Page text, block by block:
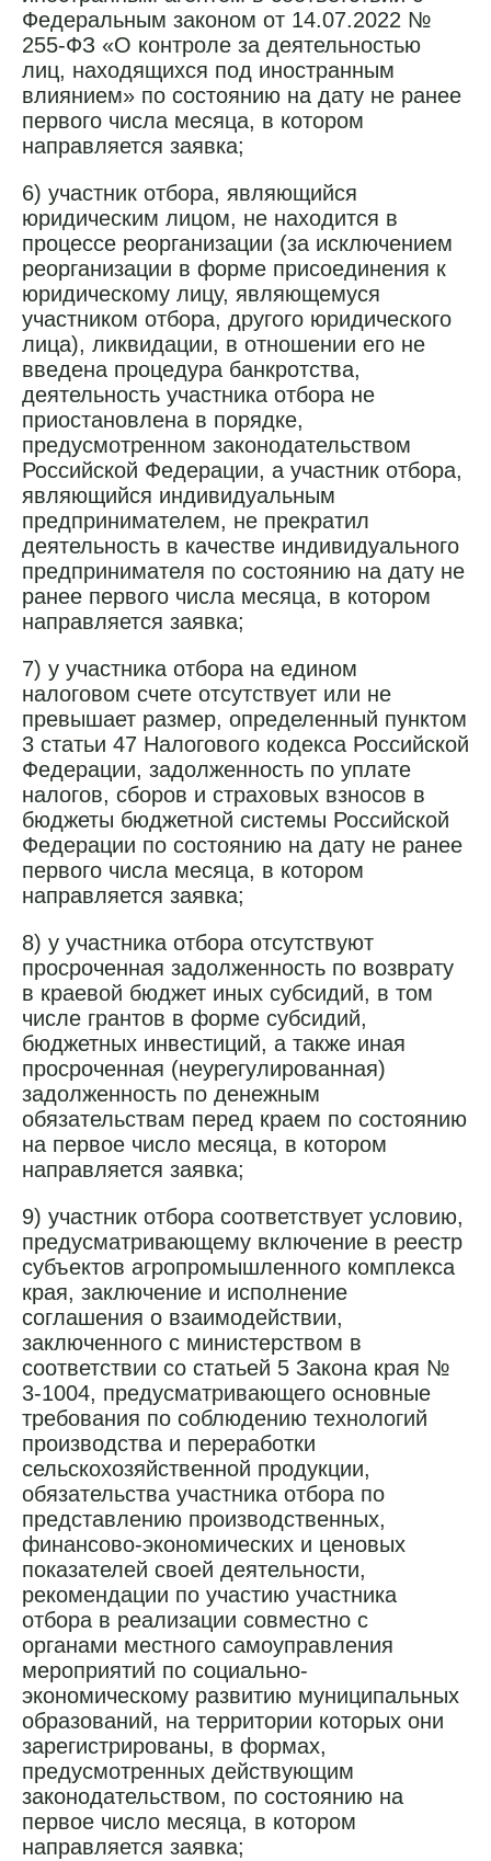
Федеральным законом от 14.07.2022 №
255-ФЗ «О контроле за деятельностью
лиц, находящихся под иностранным
влиянием» по состоянию на дату не ранее
первого числа месяца, в котором
направляется заявка;
6) участник отбора, являющийся
юридическим лицом, не находится в
процессе реорганизации (за исключением
реорганизации в форме присоединения к
юридическому лицу, являющемуся
участником отбора, другого юридического
лица), ликвидации, в отношении его не
введена процедура банкротства,
деятельность участника отбора не
приостановлена в порядке,
предусмотренном законодательством
Российской Федерации, а участник отбора,
являющийся индивидуальным
предпринимателем, не прекратил
деятельность в качестве индивидуального
предпринимателя по состоянию на дату не
ранее первого числа месяца, в котором
направляется заявка;
7) у участника отбора на едином
налоговом счете отсутствует или не
превышает размер, определенный пунктом
3 статьи 47 Налогового кодекса Российской
Федерации, задолженность по уплате
налогов, сборов и страховых взносов в
бюджеты бюджетной системы Российской
Федерации по состоянию на дату не ранее
первого числа месяца, в котором
направляется заявка;
8) у участника отбора отсутствуют
просроченная задолженность по возврату
в краевой бюджет иных субсидий, в том
числе грантов в форме субсидий,
бюджетных инвестиций, а также иная
просроченная (неурегулированная)
задолженность по денежным
обязательствам перед краем по состоянию
на первое число месяца, в котором
направляется заявка;
9) участник отбора соответствует условию,
предусматривающему включение в реестр
субъектов агропромышленного комплекса
края, заключение и исполнение
соглашения о взаимодействии,
заключенного с министерством в
соответствии со статьей 5 Закона края №
3-1004, предусматривающего основные
требования по соблюдению технологий
производства и переработки
сельскохозяйственной продукции,
обязательства участника отбора по
представлению производственных,
финансово-экономических и ценовых
показателей своей деятельности,
рекомендации по участию участника
отбора в реализации совместно с
органами местного самоуправления
мероприятий по социально-
экономическому развитию муниципальных
образований, на территории которых они
зарегистрированы, в формах,
предусмотренных действующим
законодательством, по состоянию на
первое число месяца, в котором
направляется заявка;